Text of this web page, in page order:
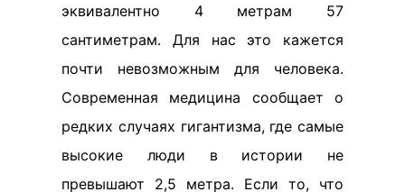
эквивалентно 4 метрам 57
сантиметрам. Для нас это кажется
почти невозможным для человека.
Современная медицина сообщает о
редких случаях гигантизма, где самые
высокие люди в истории не
превышают 2,5 метра. Если то, что